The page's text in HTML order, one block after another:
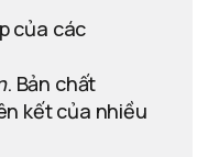
của các
. Bản chất
kết của nhiều